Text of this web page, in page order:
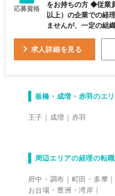
応募資格
をお持ちの方 ◆従業
以上）の企業での経
ませんが、一定の組
級 の資格をお持ちの
化の速い環境での就
求人詳細を見る
板橋・成増・赤羽のエ
王子 成増 赤羽
周辺エリアの経理の転
府中・調布 町田・多摩
お台場・豊洲・湾岸